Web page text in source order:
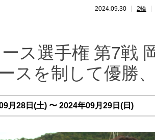
2024.09.30 2輪
ス選手権 第7戦
スを制して優勝
月28日(土) 〜 2024年09月29日(日)